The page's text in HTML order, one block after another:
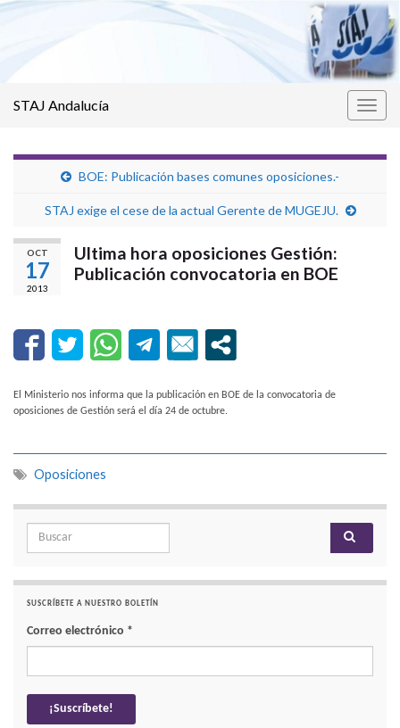
STAJ Andalucía
BOE: Publicación bases comunes oposiciones.-
STAJ exige el cese de la actual Gerente de MUGEJU.
OCT
17
2013
Ultima hora oposiciones Gestión:
Publicación convocatoria en BOE
El Ministerio nos informa que la publicación en BOE de la convocatoria de
oposiciones de Gestión será el día 24 de octubre.
Oposiciones
Search for:
SUSCRÍBETE A NUESTRO BOLETÍN
Correo electrónico *